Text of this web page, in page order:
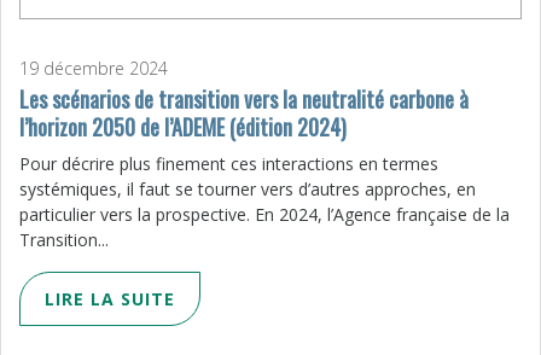
19 décembre 2024
Les scénarios de transition vers la neutralité carbone à
l’horizon 2050 de l’ADEME (édition 2024)
Pour décrire plus finement ces interactions en termes
systémiques, il faut se tourner vers d’autres approches, en
particulier vers la prospective. En 2024, l’Agence française de la
Transition...
LIRE LA SUITE